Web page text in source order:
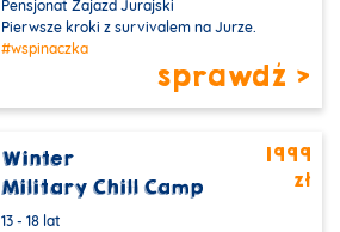
Pensjonat Zajazd Jurajski
Pierwsze kroki z survivalem na Jurze.
#wspinaczka
sprawdź >
Winter
Military Chill Camp
1999
zł
13 - 18 lat